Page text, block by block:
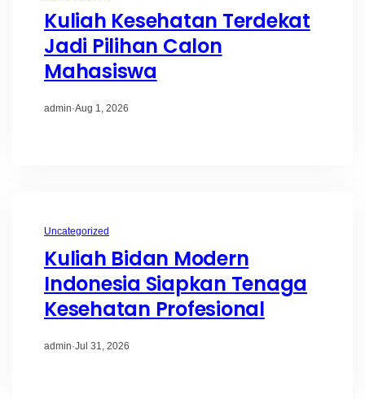
Kuliah Kesehatan Terdekat
Jadi Pilihan Calon
Mahasiswa
admin·Aug 1, 2026
Uncategorized
Kuliah Bidan Modern
Indonesia Siapkan Tenaga
Kesehatan Profesional
admin·Jul 31, 2026